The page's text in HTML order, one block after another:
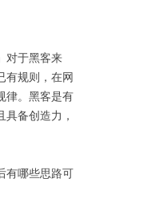
对于黑客来
有规则，在网
律。黑客是有
备创造力，
有哪些思路可